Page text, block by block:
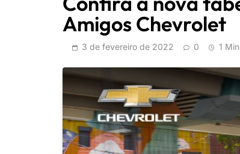
Amigos Chevrolet
3 de fevereiro de 2022 0 1